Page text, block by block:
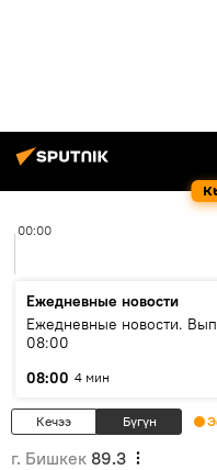
00:00
Ежедневные новости
Ежедневные новости.
08:00
08:00 4 мин
Кечээ Бүгүн
г. Бишкек 89.3